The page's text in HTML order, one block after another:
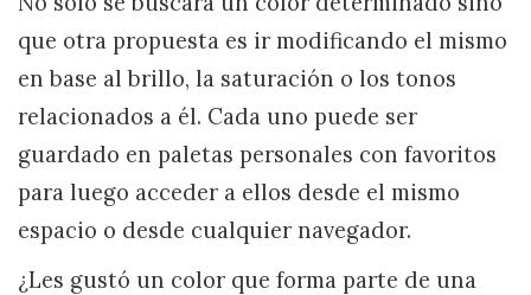
que otra propuesta es ir modificando el mismo
en base al brillo, la saturación o los tonos
relacionados a él. Cada uno puede ser
guardado en paletas personales con favoritos
para luego acceder a ellos desde el mismo
espacio o desde cualquier navegador.
¿Les gustó un color que forma parte de una